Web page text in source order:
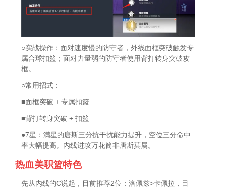
○实战操作：面对速度慢的防守者，外线面框突破触发专
属合球扣篮；面对力量弱的防守者使用背打转身突破攻
框。
○常用招式：
■面框突破 + 专属扣篮
■背打转身突破 + 扣篮
●7星：满星的唐斯三分抗干扰能力提升，空位三分命中
率大幅提高。内线进攻万花筒非唐斯莫属。
热血美职篮特色
先从内线的C说起，目前推荐2位：洛佩兹>卡佩拉，目